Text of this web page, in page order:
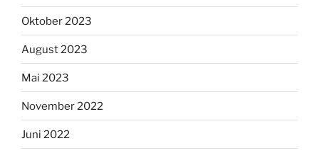
Oktober 2023
August 2023
Mai 2023
November 2022
Juni 2022